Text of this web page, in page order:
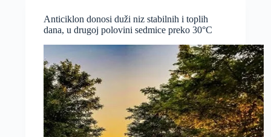
Anticiklon donosi duži niz stabilnih i toplih
dana, u drugoj polovini sedmice preko 30°C